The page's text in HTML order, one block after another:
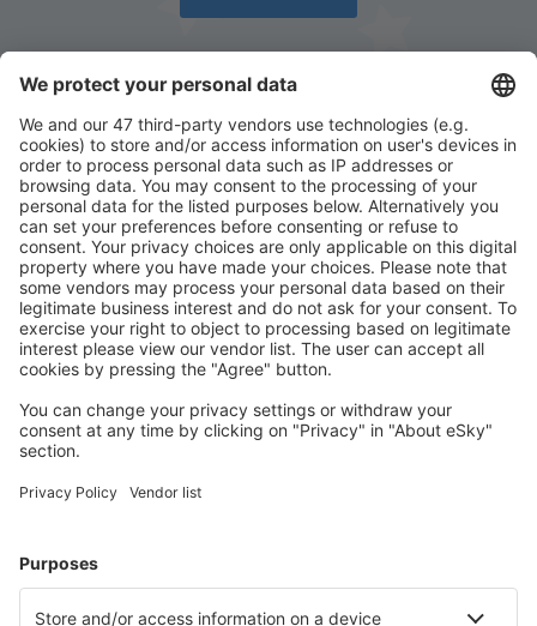
Descarcă aplicația noastrăși organizează-ţi
convenabil călătoriile
Planifică-ți călătoria
Bilete de avion
Zbor+Hotel